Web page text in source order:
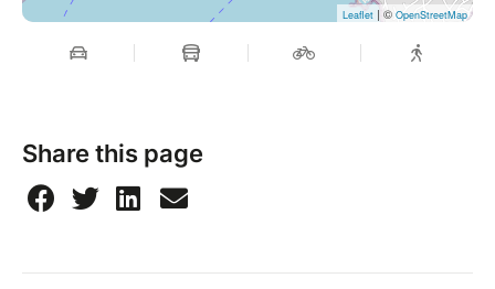
Leaflet | © OpenStreetMap
Share this page